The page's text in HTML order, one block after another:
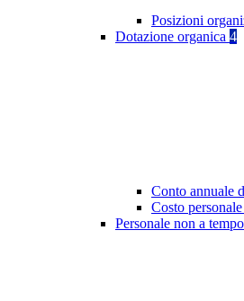
Posizioni
Dotazione organica 4
Conto annuale
Costo
Personale non a